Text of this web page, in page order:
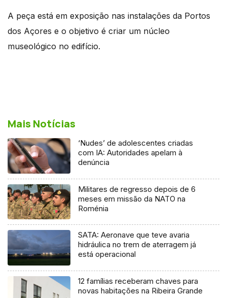
A peça está em exposição nas instalações da Portos
dos Açores e o objetivo é criar um núcleo
museológico no edifício.
Mais Notícias
‘Nudes’ de adolescentes criadas
com IA: Autoridades apelam à
denúncia
Militares de regresso depois de 6
meses em missão da NATO na
Roménia
SATA: Aeronave que teve avaria
hidráulica no trem de aterragem já
está operacional
12 famílias receberam chaves para
novas habitações na Ribeira Grande